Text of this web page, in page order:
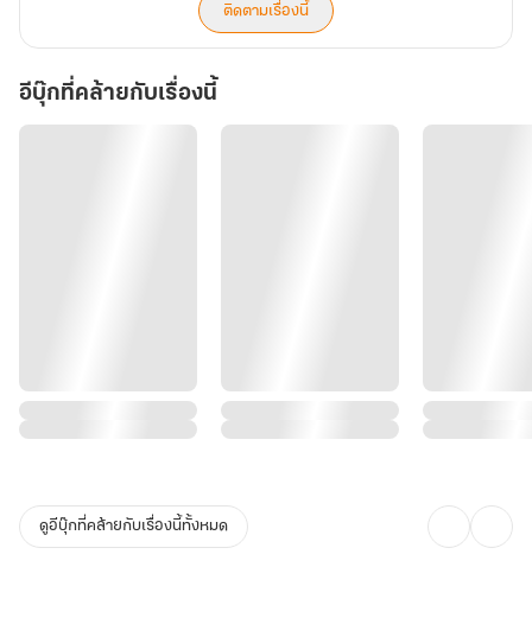
ขายอาหารเล็กๆ ไปจนถึงการขยายธุรกิจสู่ความมั่งคั่ง
ในเส้นทางที่เต็มไปด้วยอุปสรรค ซูหลานไม่เพียงต้องต่อสู้กับความ
ลำบาก แต่ยังต้องเผชิญแผนร้ายจากคนที่หวังฉกฉวยผลประโยชน์ อีกทั้ง
-------------------------------------------
นิยายการใช้ชีวิต/สู้ชีวิต
ค้าขาย
หาอิสระ
ติดตามเรื่องนี้
อีบุ๊กที่คล้ายกับเรื่องนี้
ดูอีบุ๊กที่คล้ายกับเรื่องนี้ทั้งหมด